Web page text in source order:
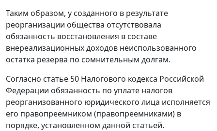
Таким образом, у созданного в результате
реорганизации общества отсутствовала
обязанность восстановления в составе
внереализационных доходов неиспользованного
остатка резерва по сомнительным долгам.
Согласно статье 50 Налогового кодекса Российской
Федерации обязанность по уплате налогов
реорганизованного юридического лица исполняется
его правопреемником (правопреемниками) в
порядке, установленном данной статьей.